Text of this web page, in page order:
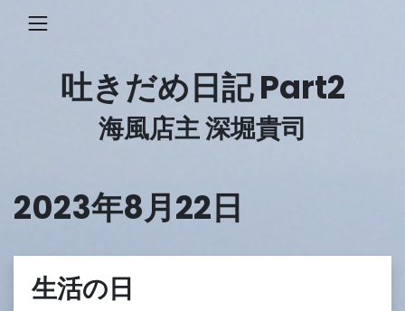
吐きだめ日記 Part2
海風店主 深堀貴司
2023年8月22日
生活の日